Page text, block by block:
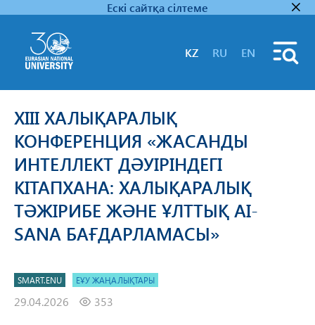
Ескі сайтқа сілтеме
KZ RU EN
XIII ХАЛЫҚАРАЛЫҚ
КОНФЕРЕНЦИЯ «ЖАСАНДЫ
ИНТЕЛЛЕКТ ДӘУІРІНДЕГІ
КІТАПХАНА: ХАЛЫҚАРАЛЫҚ
ТӘЖІРИБЕ ЖӘНЕ ҰЛТТЫҚ AI-
SANA БАҒДАРЛАМАСЫ»
SMART.ENU ЕҰУ ЖАҢАЛЫҚТАРЫ
29.04.2026 353